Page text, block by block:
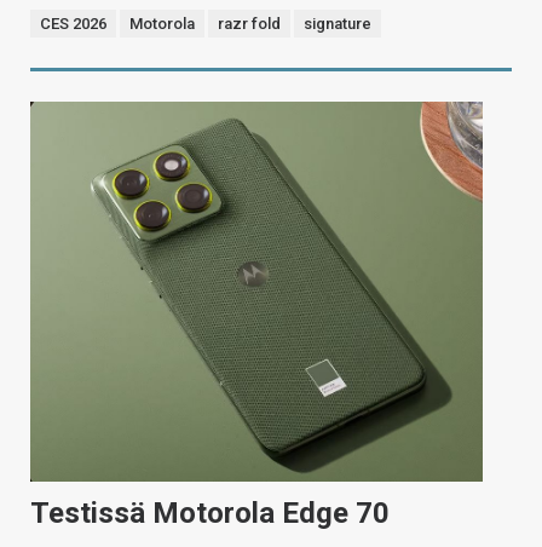
CES 2026 Motorola razr fold signature
Testissä Motorola Edge 70